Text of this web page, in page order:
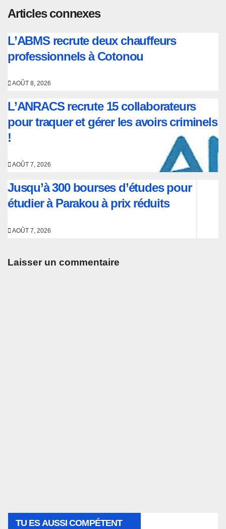
Articles connexes
L’ABMS recrute deux chauffeurs
professionnels à Cotonou
AOÛT 8, 2026
L’ANRACS recrute 15 collaborateurs
pour traquer et gérer les avoirs criminels
!
AOÛT 7, 2026
Jusqu’à 300 bourses d’études pour
étudier à Parakou à prix réduits
AOÛT 7, 2026
Laisser un commentaire
TU ES AUSSI COMPÉTENT